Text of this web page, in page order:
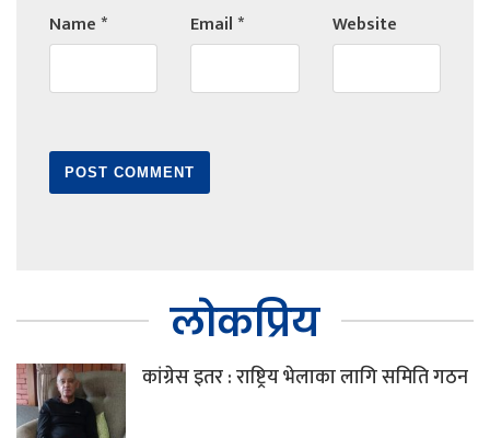
Name* Email* Website
लोकप्रिय
कांग्रेस इतर : राष्ट्रिय भेलाका लागि समिति गठन